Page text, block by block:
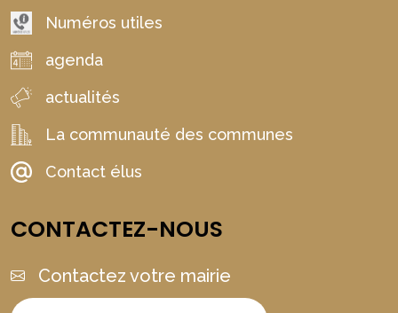
Numéros utiles
agenda
actualités
La communauté des communes
Contact élus
CONTACTEZ-NOUS
Contactez votre mairie